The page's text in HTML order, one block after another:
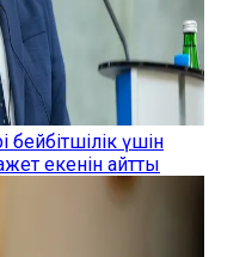
бейбітшілік үшін
екенін айтты